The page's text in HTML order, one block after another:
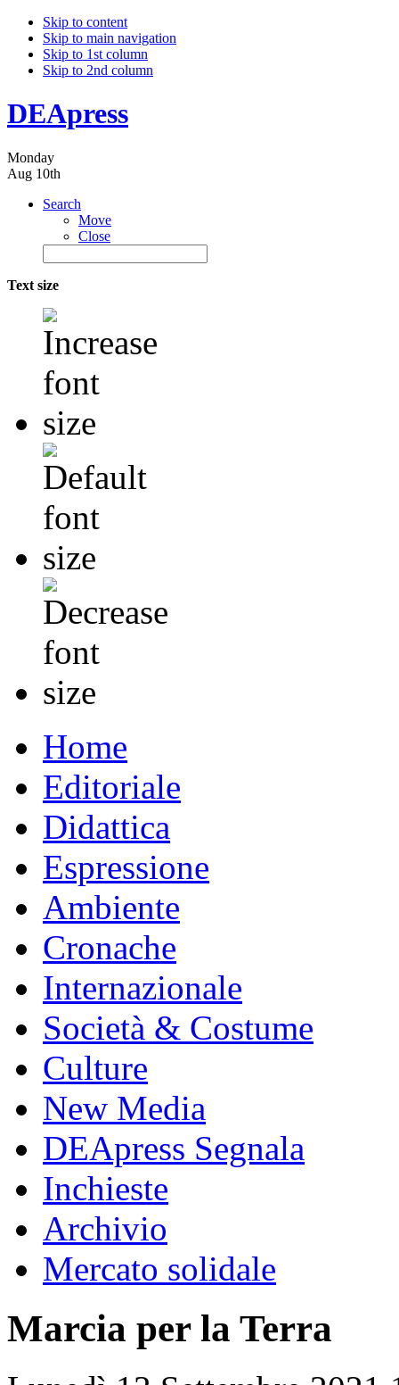
Skip to content
Skip to main navigation
Skip to 1st column
Skip to 2nd column
DEApress
Monday
Aug 10th
Search
Move
Close
Text size
Home
Editoriale
Didattica
Espressione
Ambiente
Cronache
Internazionale
Società & Costume
Culture
New Media
DEApress Segnala
Inchieste
Archivio
Mercato solidale
Marcia per la Terra